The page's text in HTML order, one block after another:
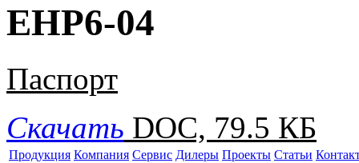
EHP6-04
Паспорт
Скачать DOC, 79.5 КБ
Продукция Компания Сервис Дилеры Проекты Статьи